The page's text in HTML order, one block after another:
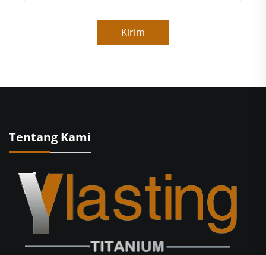
Kirim
Tentang Kami